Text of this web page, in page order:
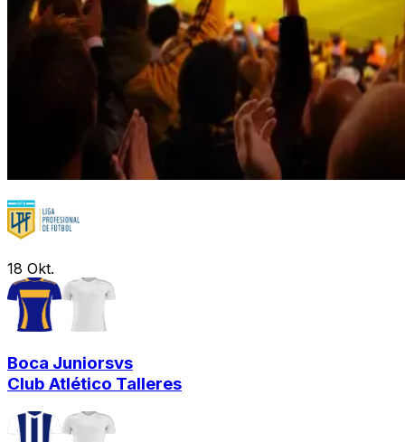
18 Okt.
Boca Juniorsvs
Club Atlético Talleres